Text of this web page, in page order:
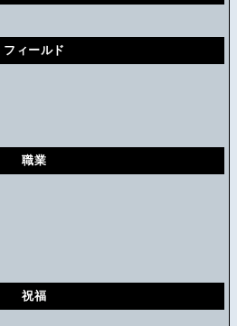
フィールド
職業
祝福